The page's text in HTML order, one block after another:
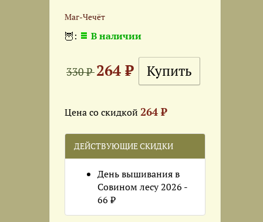
Маг-Чечёт
🦉: В наличии
330 ₽264 ₽
Цена со скидкой 264 ₽
ДЕЙСТВУЮЩИЕ СКИДКИ
День вышивания в
Совином лесу 2026 -
66 ₽